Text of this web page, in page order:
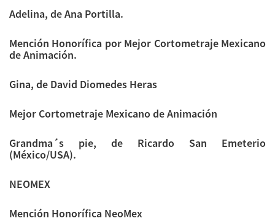
Adelina, de Ana Portilla.
Mención Honorífica por Mejor Cortometraje Mexicano
de Animación.
Gina, de David Diomedes Heras
Mejor Cortometraje Mexicano de Animación
Grandma´s pie, de Ricardo San Emeterio
(México/USA).
NEOMEX
Mención Honorífica NeoMex